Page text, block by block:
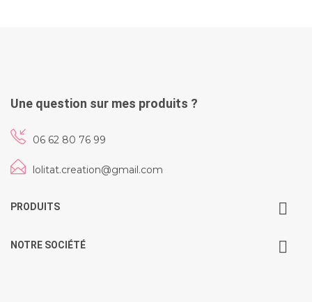
Une question sur mes produits ?
06 62 80 76 99
lolitat.creation@gmail.com
PRODUITS
NOTRE SOCIÉTÉ